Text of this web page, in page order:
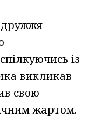
із
викликав
свою
жартом.